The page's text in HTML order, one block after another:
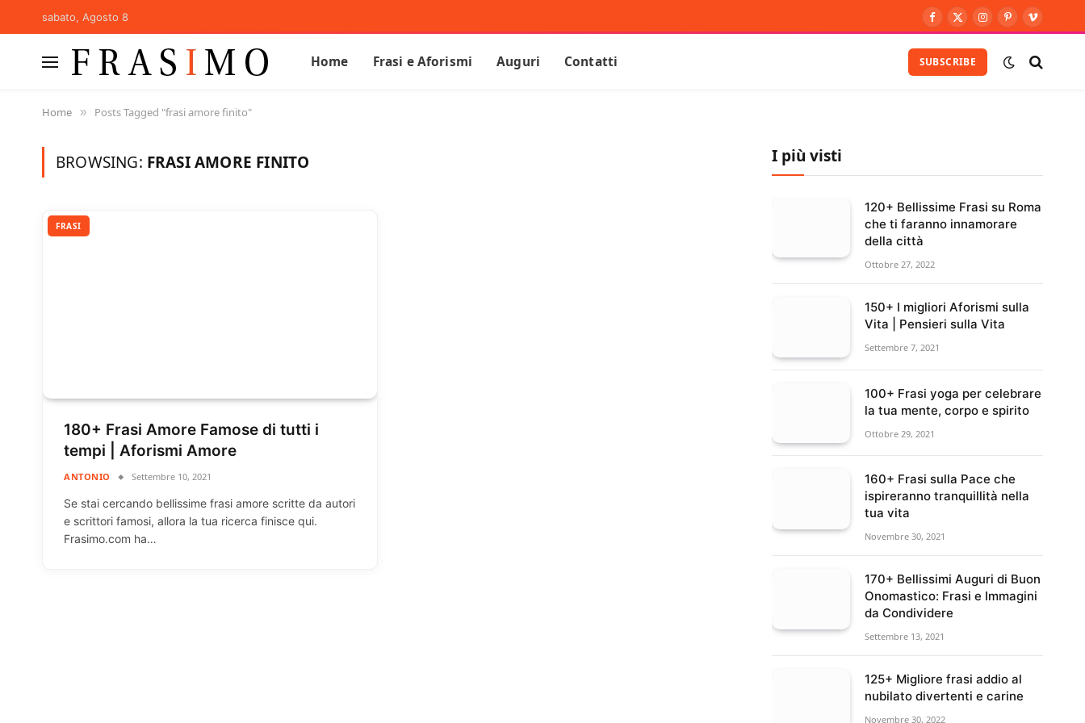
sabato, Agosto 8
Facebook
X
Instagram
Pinterest
Vimeo
Home Frasi e Aforismi Auguri Contatti SUBSCRIBE
Home » Posts Tagged "frasi amore finito"
BROWSING: FRASI AMORE FINITO
FRASI
180+ Frasi Amore Famose di tutti i
tempi | Aforismi Amore
ANTONIO Settembre 10, 2021
Se stai cercando bellissime frasi amore scritte da autori
e scrittori famosi, allora la tua ricerca finisce qui.
Frasimo.com ha…
I più visti
120+ Bellissime Frasi su Roma
che ti faranno innamorare
della città
Ottobre 27, 2022
150+ I migliori Aforismi sulla
Vita | Pensieri sulla Vita
Settembre 7, 2021
100+ Frasi yoga per celebrare
la tua mente, corpo e spirito
Ottobre 29, 2021
160+ Frasi sulla Pace che
ispireranno tranquillità nella
tua vita
Novembre 30, 2021
170+ Bellissimi Auguri di Buon
Onomastico: Frasi e Immagini
da Condividere
Settembre 13, 2021
125+ Migliore frasi addio al
nubilato divertenti e carine
Novembre 30, 2022